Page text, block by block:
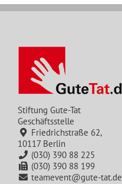
Stiftung Gute-Tat
Geschäftsstelle
Friedrichstraße 62,
10117 Berlin
(030) 390 88 225
(030) 390 88 199
teamevent@gute-tat.de